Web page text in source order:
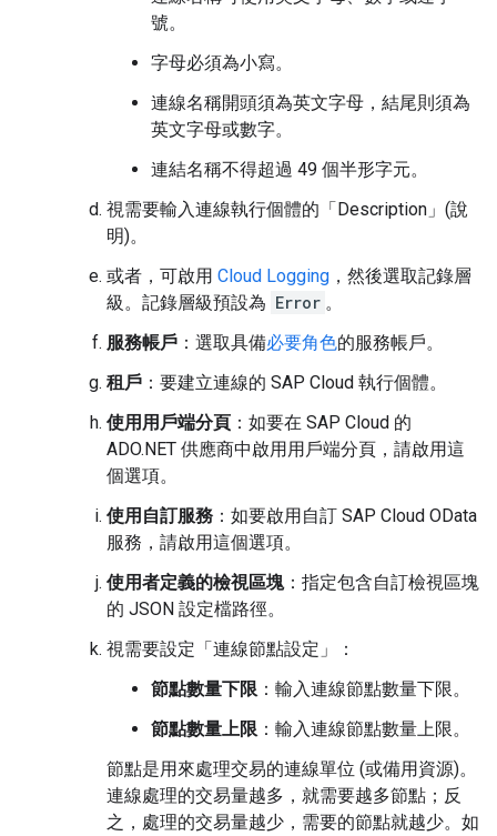
號。
字母必須為小寫。
連線名稱開頭須為英文字母，結尾則須為
英文字母或數字。
連結名稱不得超過 49 個半形字元。
視需要輸入連線執行個體的「Description」(說
明)。
或者，可啟用 Cloud Logging ，然後選取記錄層
級。記錄層級預設為 Error 。
服務帳戶 ：選取具備必要角色的服務帳戶。
租戶 ：要建立連線的 SAP Cloud 執行個體。
使用用戶端分頁 ：如要在 SAP Cloud 的
ADO.NET 供應商中啟用用戶端分頁，請啟用這
個選項。
使用自訂服務 ：如要啟用自訂 SAP Cloud OData
服務，請啟用這個選項。
使用者定義的檢視區塊：指定包含自訂檢視區塊
的 JSON 設定檔路徑。
視需要設定「連線節點設定」
：
節點數量下限 ：輸入連線節點數量下限。
節點數量上限 ：輸入連線節點數量上限。
節點是用來處理交易的連線單位 (或備用資源)。
連線處理的交易量越多，就需要越多節點；反
之，處理的交易量越少，需要的節點就越少。如